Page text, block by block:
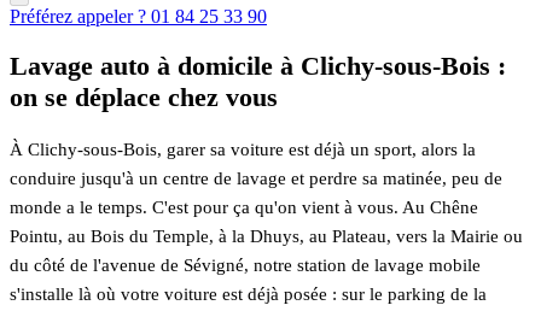
Préférez appeler ? 01 84 25 33 90
Lavage auto à domicile à Clichy-sous-Bois :
on se déplace chez vous
À Clichy-sous-Bois, garer sa voiture est déjà un sport, alors la
conduire jusqu'à un centre de lavage et perdre sa matinée, peu de
monde a le temps. C'est pour ça qu'on vient à vous. Au Chêne
Pointu, au Bois du Temple, à la Dhuys, au Plateau, vers la Mairie ou
du côté de l'avenue de Sévigné, notre station de lavage mobile
s'installe là où votre voiture est déjà posée : sur le parking de la